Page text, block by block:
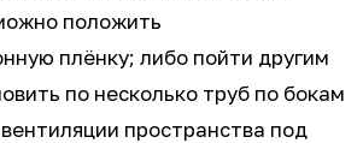
положить
плёнку; либо пойти другим
по несколько труб по бокам
пространства под